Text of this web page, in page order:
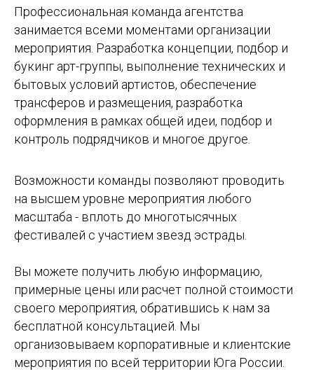
Профессиональная команда агентства
занимается всеми моментами организации
мероприятия. Разработка концепции, подбор и
букинг арт-группы, выполнение технических и
бытовых условий артистов, обеспечение
трансферов и размещения, разработка
оформления в рамках общей идеи, подбор и
контроль подрядчиков и многое другое.
Возможности команды позволяют проводить
на высшем уровне мероприятия любого
масштаба - вплоть до многотысячных
фестивалей с участием звезд эстрады.
Вы можете получить любую информацию,
примерные цены или расчет полной стоимости
своего мероприятия, обратившись к нам за
бесплатной консультацией. Мы
организовываем корпоративные и клиентские
мероприятия по всей территории Юга России.